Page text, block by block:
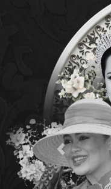
Previous